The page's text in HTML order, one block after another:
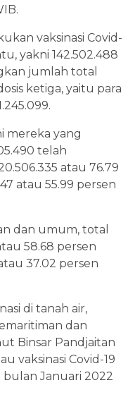
vaksinasi Covid-
yakni 142.502.488
jumlah total
ketiga, yaitu para
mereka yang
telah
atau 76.79
atau 55.99 persen
dan umum, total
58.68 persen
37.02 persen
di tanah air,
dan
Binsar Pandjaitan
vaksinasi Covid-19
bulan Januari 2022